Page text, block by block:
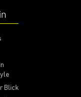
Blick